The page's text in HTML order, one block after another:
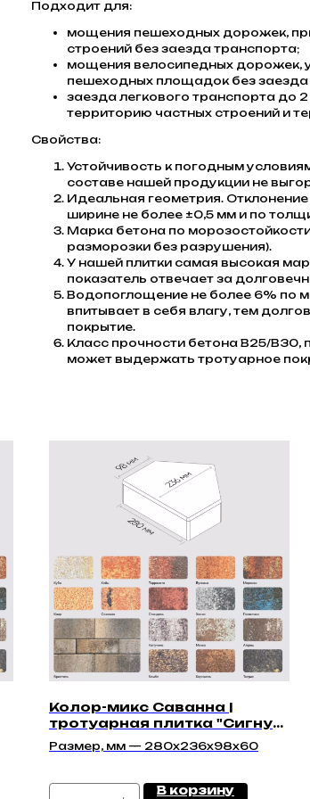
Подходит для:
мощения пешеходных дорожек,
строений без заезда транспорта;
мощения велосипедных дорожек,
пешеходных площадок без заезда
заезда легкового транспорта до
территорию частных строений и
Свойства:
Устойчивость к погодным
составе нашей продукции не
Идеальная геометрия.
ширине не более ±0,5 мм и по
Марка бетона по
разморозки без разрушения).
У нашей плитки самая высокая
показатель отвечает за
Водопоглощение не более 6% по
впитывает в себя влагу, тем
покрытие.
Класс прочности бетона В25/В30,
может выдержать тротуарное
Колор-микс Саванна |
тротуарная плитка "Сигнум
60мм" | Гладкая
Размер, мм — 280х236х98х60
В корзину